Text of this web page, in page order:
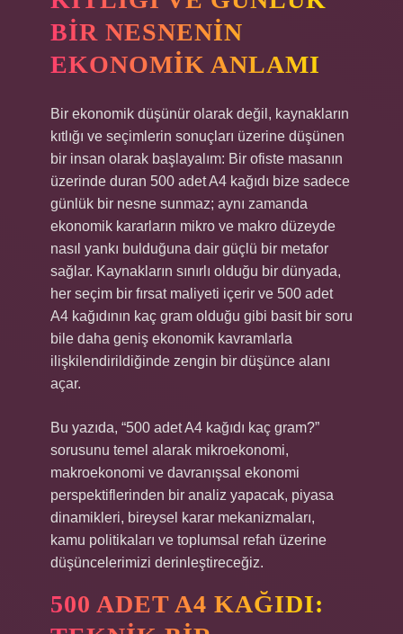
BIR NESNENIN
EKONOMIK ANLAMI
Bir ekonomik düşünür olarak değil, kaynakların
kıtlığı ve seçimlerin sonuçları üzerine düşünen
bir insan olarak başlayalım: Bir ofiste masanın
üzerinde duran 500 adet A4 kağıdı bize sadece
günlük bir nesne sunmaz; aynı zamanda
ekonomik kararların mikro ve makro düzeyde
nasıl yankı bulduğuna dair güçlü bir metafor
sağlar. Kaynakların sınırlı olduğu bir dünyada,
her seçim bir fırsat maliyeti içerir ve 500 adet
A4 kağıdının kaç gram olduğu gibi basit bir soru
bile daha geniş ekonomik kavramlarla
ilişkilendirildiğinde zengin bir düşünce alanı
açar.
Bu yazıda, “500 adet A4 kağıdı kaç gram?”
sorusunu temel alarak mikroekonomi,
makroekonomi ve davranışsal ekonomi
perspektiflerinden bir analiz yapacak, piyasa
dinamikleri, bireysel karar mekanizmaları,
kamu politikaları ve toplumsal refah üzerine
düşüncelerimizi derinleştireceğiz.
500 ADET A4 KAĞIDI: